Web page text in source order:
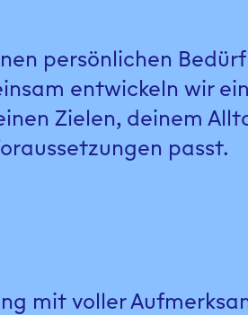
persönlichen
entwickeln wir
Zielen, deinem
passt.
mit voller